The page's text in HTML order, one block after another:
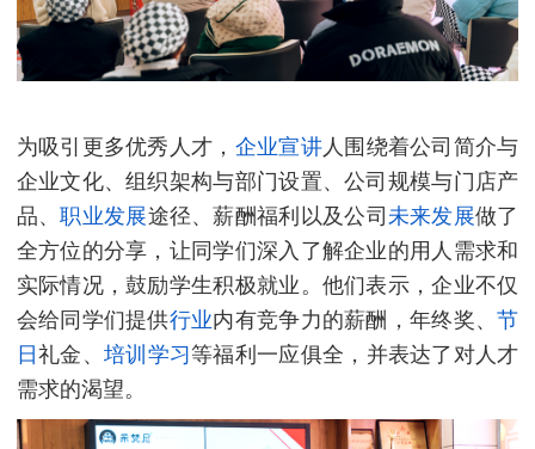
为吸引更多优秀人才， 企业宣讲人围绕着公司简介与
企业文化、组织架构与部门设置、公司规模与门店产
品、职业发展途径、薪酬福利以及公司未来发展做了
全方位的分享，让同学们深入了解企业的用人需求和
实际情况，鼓励学生积极就业。他们表示，企业不仅
会给同学们提供行业内有竞争力的薪酬，年终奖、节
日礼金、 培训学习等福利一应俱全，并表达了对人才
需求的渴望。